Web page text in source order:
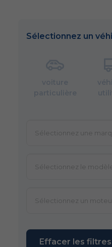
Sélectionnez un
Effacer les filtres